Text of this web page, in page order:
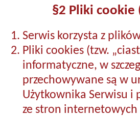
§2 Pliki cookie
Serwis korzysta z
Pliki cookies (tzw.
informatyczne, w
przechowywane są w
Użytkownika Serwisu i
ze stron internetowych